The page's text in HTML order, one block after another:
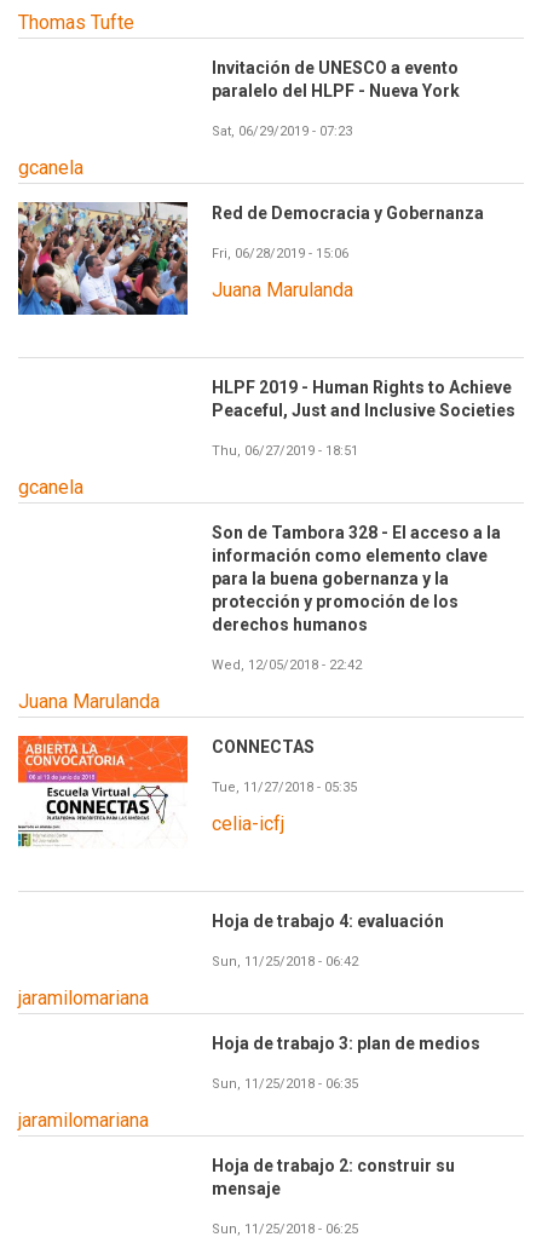
Thomas Tufte
Invitación de UNESCO a evento
paralelo del HLPF - Nueva York
Sat, 06/29/2019 - 07:23
gcanela
Red de Democracia y Gobernanza
Fri, 06/28/2019 - 15:06
Juana Marulanda
HLPF 2019 - Human Rights to Achieve
Peaceful, Just and Inclusive Societies
Thu, 06/27/2019 - 18:51
gcanela
Son de Tambora 328 - El acceso a la
información como elemento clave
para la buena gobernanza y la
protección y promoción de los
derechos humanos
Wed, 12/05/2018 - 22:42
Juana Marulanda
CONNECTAS
Tue, 11/27/2018 - 05:35
celia-icfj
Hoja de trabajo 4: evaluación
Sun, 11/25/2018 - 06:42
jaramilomariana
Hoja de trabajo 3: plan de medios
Sun, 11/25/2018 - 06:35
jaramilomariana
Hoja de trabajo 2: construir su
mensaje
Sun, 11/25/2018 - 06:25